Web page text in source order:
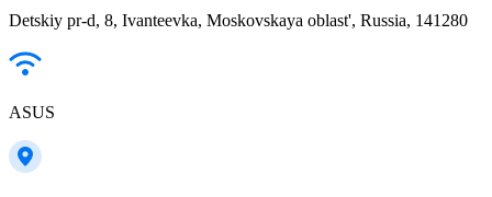
Detskiy pr-d, 8, Ivanteevka, Moskovskaya oblast', Russia, 141280
ASUS